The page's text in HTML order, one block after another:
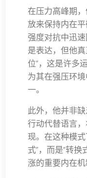
在压力高峰期
放来保持内在
强度对抗中迅
是表达，但他
位”，这是许多
为其在强压环
一。
此外，他并非
行动代替语言
现。在这种模
式”，而是“转
涨的重要内在机